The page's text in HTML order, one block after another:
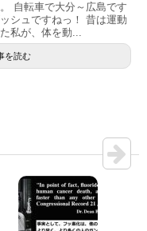
自転車で大分～広島です
シュですねっ！ 昔は運動
私が、体を動...
を読む